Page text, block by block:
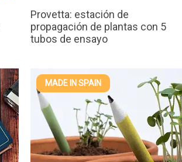
Provetta: estación de
propagación de plantas con 5
tubos de ensayo
MADE IN SPAIN